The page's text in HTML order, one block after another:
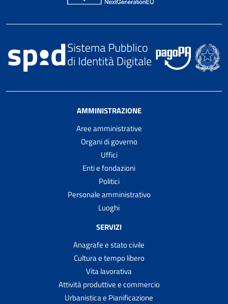
AMMINISTRAZIONE
Aree amministrative
Organi di governo
Uffici
Enti e fondazioni
Politici
Personale amministrativo
Luoghi
SERVIZI
Anagrafe e stato civile
Cultura e tempo libero
Vita lavorativa
Attività produttive e commercio
Urbanistica e Pianificazione